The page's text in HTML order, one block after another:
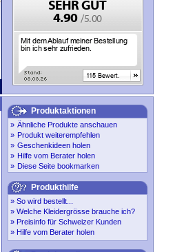
Produktaktionen
» Ähnliche Produkte anschauen
» Produkt weiterempfehlen
» Geschenkideen holen
» Hilfe vom Berater holen
» Diese Seite bookmarken
Produkthilfe
» So wird bestellt...
» Welche Kleidergrösse brauche ich?
» Preisinfo für Schweizer Kunden
» Hilfe vom Berater holen